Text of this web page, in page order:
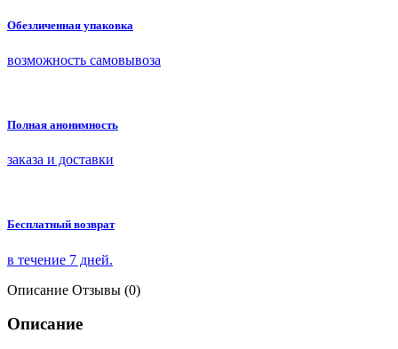
Обезличенная упаковка
возможность самовывоза
Полная анонимность
заказа и доставки
Бесплатный возврат
в течение 7 дней.
Описание Отзывы (0)
Описание